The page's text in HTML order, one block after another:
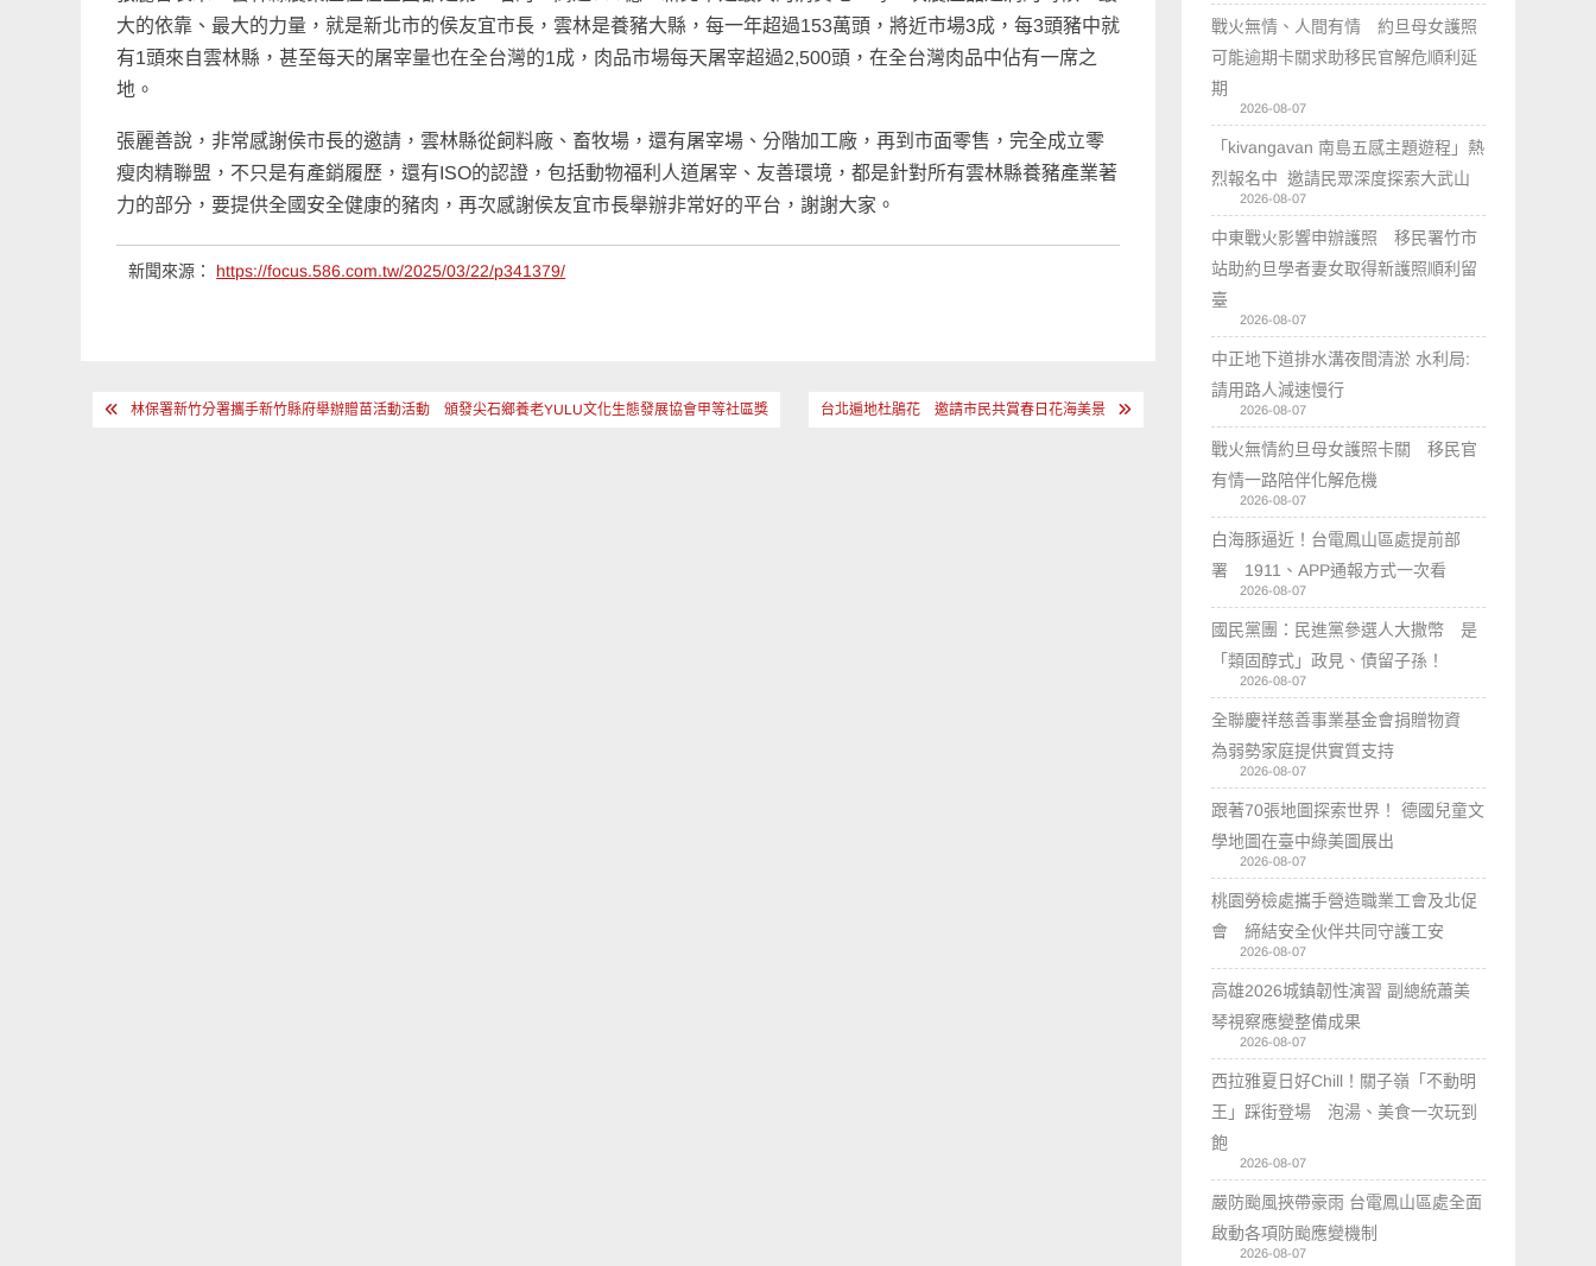
大的依靠、最大的力量，就是新北市的侯友宜市長，雲林是養豬大縣，每一年超過153萬頭，將近市場3成，每3頭豬中就
有1頭來自雲林縣，甚至每天的屠宰量也在全台灣的1成，肉品市場每天屠宰超過2,500頭，在全台灣肉品中佔有一席之
地。
張麗善說，非常感謝侯市長的邀請，雲林縣從飼料廠、畜牧場，還有屠宰場、分階加工廠，再到市面零售，完全成立零
瘦肉精聯盟，不只是有產銷履歷，還有ISO的認證，包括動物福利人道屠宰、友善環境，都是針對所有雲林縣養豬產業著
力的部分，要提供全國安全健康的豬肉，再次感謝侯友宜市長舉辦非常好的平台，謝謝大家。
新聞來源： https://focus.586.com.tw/2025/03/22/p341379/
文 林保署新竹分署攜手新竹縣府舉辦贈苗活動活動 頒發尖石鄉養老YULU文化生態發展協會甲等社區獎 台北遍地杜鵑花 邀請市民共賞春日花海美景
戰火無情、人間有情 約旦母女護照
可能逾期卡關求助移民官解危順利延
期
2026-08-07
「kivangavan 南島五感主題遊程」熱
烈報名中 邀請民眾深度探索大武山
2026-08-07
中東戰火影響申辦護照 移民署竹市
站助約旦學者妻女取得新護照順利留
臺
2026-08-07
中正地下道排水溝夜間清淤 水利局:
請用路人減速慢行
2026-08-07
戰火無情約旦母女護照卡關 移民官
有情一路陪伴化解危機
2026-08-07
白海豚逼近！台電鳳山區處提前部
署 1911、APP通報方式一次看
2026-08-07
國民黨團：民進黨參選人大撒幣 是
「類固醇式」政見、債留子孫！
2026-08-07
全聯慶祥慈善事業基金會捐贈物資
為弱勢家庭提供實質支持
2026-08-07
跟著70張地圖探索世界！ 德國兒童文
學地圖在臺中綠美圖展出
2026-08-07
桃園勞檢處攜手營造職業工會及北促
會 締結安全伙伴共同守護工安
2026-08-07
高雄2026城鎮韌性演習 副總統蕭美
琴視察應變整備成果
2026-08-07
西拉雅夏日好Chill！關子嶺「不動明
王」踩街登場 泡湯、美食一次玩到
飽
2026-08-07
嚴防颱風挾帶豪雨 台電鳳山區處全面
啟動各項防颱應變機制
2026-08-07